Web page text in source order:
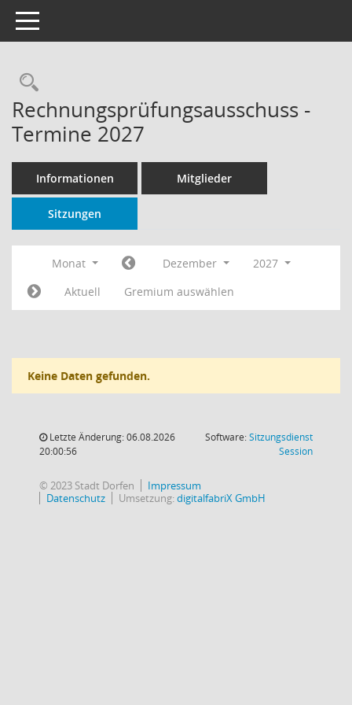
Toggle navigation
Rechercheauswahl
Rechnungsprüfungsausschuss -
Termine 2027
Informationen Mitglieder
Sitzungen
Monat Dezember
2027
Aktuell
Gremium auswählen
Keine Daten gefunden.
Letzte Änderung: 06.08.2026
20:00:56
Software:Sitzungsdienst
Session(Wird in
© 2023 Stadt Dorfen
Impressum
Datenschutz
Umsetzung:digitalfabriX GmbH